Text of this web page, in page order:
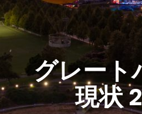
グレート
現状